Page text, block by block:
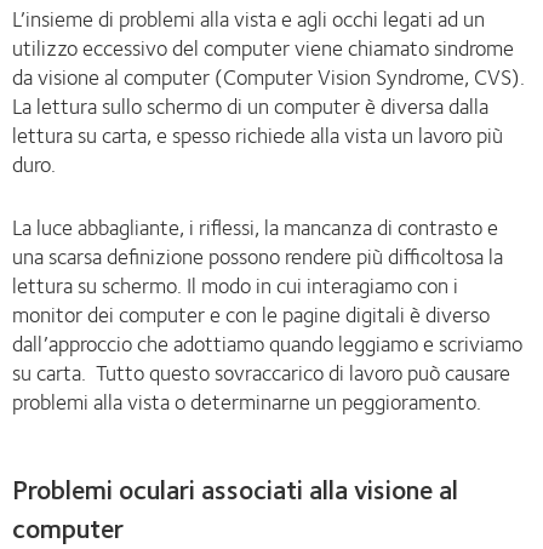
L’insieme di problemi alla vista e agli occhi legati ad un
utilizzo eccessivo del computer viene chiamato sindrome
da visione al computer (Computer Vision Syndrome, CVS).
La lettura sullo schermo di un computer è diversa dalla
lettura su carta, e spesso richiede alla vista un lavoro più
duro.
La luce abbagliante, i riflessi, la mancanza di contrasto e
una scarsa definizione possono rendere più difficoltosa la
lettura su schermo. Il modo in cui interagiamo con i
monitor dei computer e con le pagine digitali è diverso
dall’approccio che adottiamo quando leggiamo e scriviamo
su carta. Tutto questo sovraccarico di lavoro può causare
problemi alla vista o determinarne un peggioramento.
Problemi oculari associati alla visione al
computer